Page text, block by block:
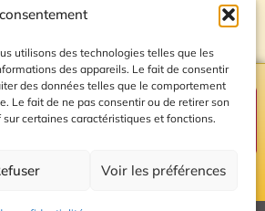
utilisons des technologies telles que les
des appareils. Le fait de consentir
des données telles que le comportement
Le fait de ne pas consentir ou de retirer son
certaines caractéristiques et fonctions.
Voir les préférences